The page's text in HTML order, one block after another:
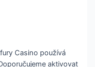
Casino používá
aktivovat